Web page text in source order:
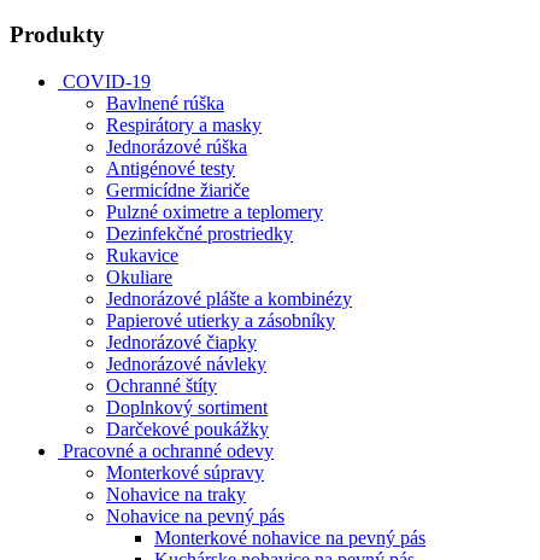
Produkty
COVID-19
Bavlnené rúška
Respirátory a masky
Jednorázové rúška
Antigénové testy
Germicídne žiariče
Pulzné oximetre a teplomery
Dezinfekčné prostriedky
Rukavice
Okuliare
Jednorázové plášte a kombinézy
Papierové utierky a zásobníky
Jednorázové čiapky
Jednorázové návleky
Ochranné štíty
Doplnkový sortiment
Darčekové poukážky
Pracovné a ochranné odevy
Monterkové súpravy
Nohavice na traky
Nohavice na pevný pás
Monterkové nohavice na pevný pás